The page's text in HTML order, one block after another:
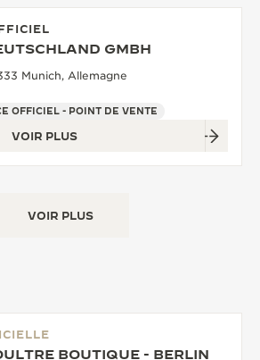
GMBH
Munich, Allemagne
OFFICIEL - POINT DE VENTE
VOIR PLUS
VOIR PLUS
BOUTIQUE - BERLIN